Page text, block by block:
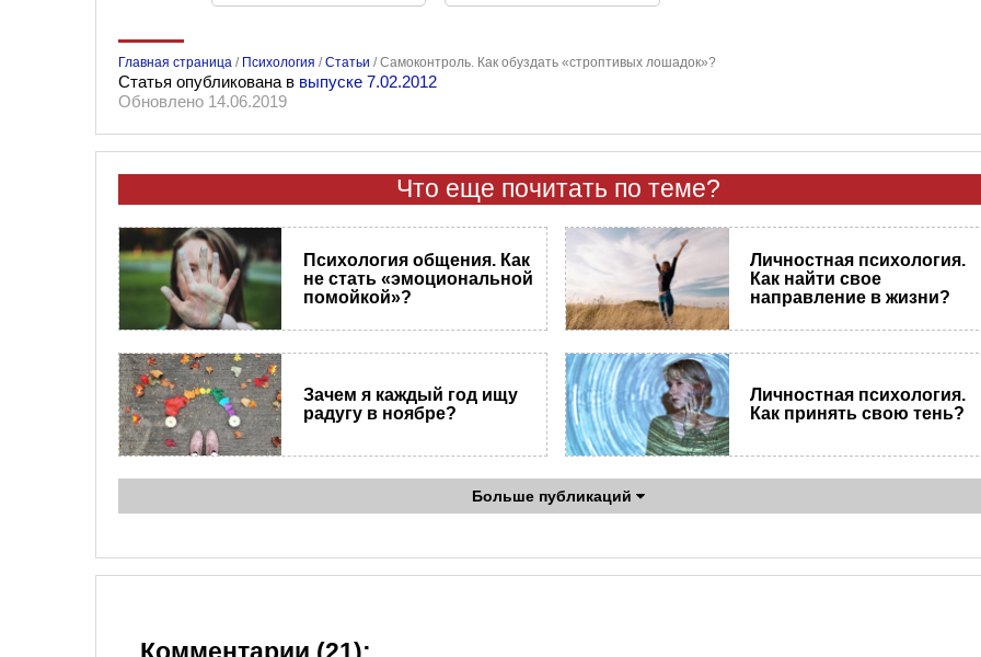
Главная страница / Психология /Статьи /Самоконтроль. Как обуздать «строптивых лошадок»?
Статья опубликована в выпуске 7.02.2012
Обновлено 14.06.2019
Что еще почитать по теме?
Психология общения. Как
не стать «эмоциональной
помойкой»?
Личностная психология.
Как найти свое
направление в жизни?
Зачем я каждый год ищу
радугу в ноябре?
Личностная психология.
Как принять свою тень?
Больше публикаций